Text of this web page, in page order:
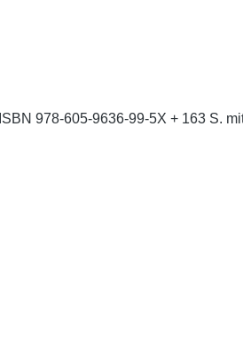
978-605-9636-99-5X + 163 S.